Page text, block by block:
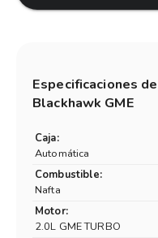
Especificaciones
Blackhawk GME
Caja:
Automática
Combustible:
Nafta
Motor:
2.0L GME TURBO